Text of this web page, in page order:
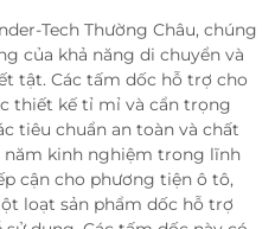
Tech Thường Châu, chúng
của khả năng di chuyển và
tật. Các tấm dốc hỗ trợ cho
thiết kế tỉ mỉ và cẩn trọng
tiêu chuẩn an toàn và chất
năm kinh nghiệm trong lĩnh
cận cho phương tiện ô tô,
loạt sản phẩm dốc hỗ trợ